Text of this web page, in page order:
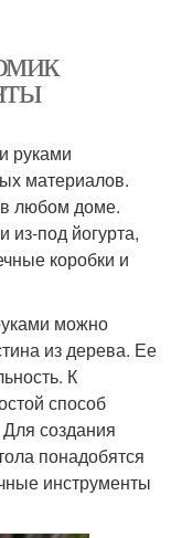
руками
материалов.
любом доме.
из-под йогурта,
коробки и
можно
из дерева. Ее
К
способ
Для создания
понадобятся
инструменты